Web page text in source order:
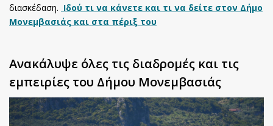
διασκέδαση. Ιδού τι να κάνετε και τι να δείτε στον Δήμο
Μονεμβασιάς και στα πέριξ του
Ανακάλυψε όλες τις διαδρομές και τις
εμπειρίες του Δήμου Μονεμβασιάς